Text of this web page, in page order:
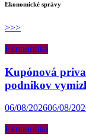
Ekonomické správy
>>>
Ekonomika
Kupónová
podnikov
06/08/202606/08/
Ekonomika